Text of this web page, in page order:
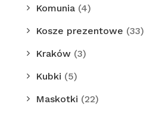
Komunia (4)
Kosze prezentowe (33)
Kraków (3)
Kubki (5)
Maskotki (22)